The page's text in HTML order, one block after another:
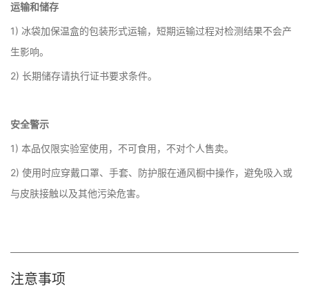
运输和储存
1) 冰袋加保温盒的包装形式运输，短期运输过程对检测结果不会产
生影响。
2) 长期储存请执行证书要求条件。
安全警示
1) 本品仅限实验室使用，不可食用，不对个人售卖。
2) 使用时应穿戴口罩、手套、防护服在通风橱中操作，避免吸入或
与皮肤接触以及其他污染危害。
注意事项